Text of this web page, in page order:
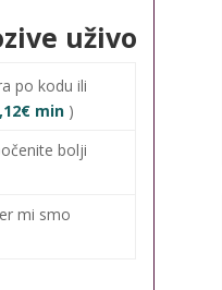
uživo
po kodu ili
min )
bolji
mi smo